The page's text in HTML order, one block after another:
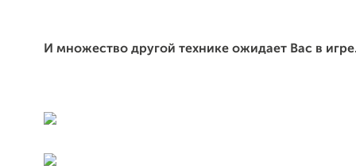
И множество другой технике ожидает Вас в